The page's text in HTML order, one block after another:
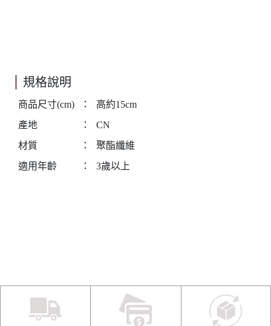
規格說明
商品尺寸(cm) ：
高約15cm
產地
：
CN
材質
：
聚酯纖維
適用年齡
： 3歲以上